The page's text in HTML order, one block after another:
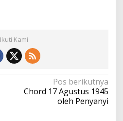
Ikuti Kami
Pos berikutnya
Chord 17 Agustus 1945
oleh Penyanyi